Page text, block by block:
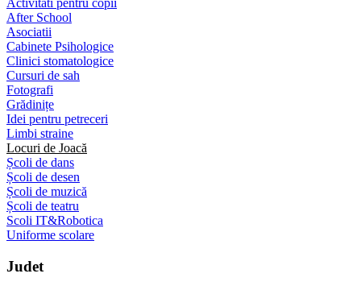
Activitati pentru copii
After School
Asociatii
Cabinete Psihologice
Clinici stomatologice
Cursuri de sah
Fotografi
Grădinițe
Idei pentru petreceri
Limbi straine
Locuri de Joacă
Școli de dans
Școli de desen
Școli de muzică
Școli de teatru
Scoli IT&Robotica
Uniforme scolare
Judet